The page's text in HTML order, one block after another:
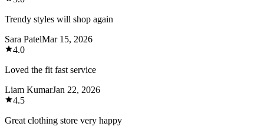
Trendy styles will shop again
Sara PatelMar 15, 2026
4.0
Loved the fit fast service
Liam KumarJan 22, 2026
4.5
Great clothing store very happy